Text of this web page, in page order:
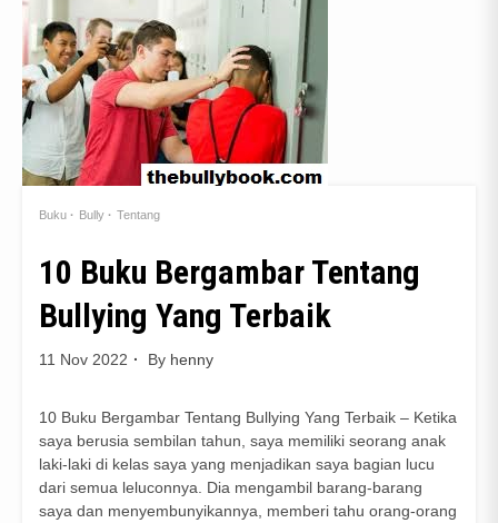
Buku Bully Tentang
10 Buku Bergambar Tentang
Bullying Yang Terbaik
11 Nov 2022 By henny
10 Buku Bergambar Tentang Bullying Yang Terbaik – Ketika
saya berusia sembilan tahun, saya memiliki seorang anak
laki-laki di kelas saya yang menjadikan saya bagian lucu
dari semua leluconnya. Dia mengambil barang-barang
saya dan menyembunyikannya, memberi tahu orang-orang